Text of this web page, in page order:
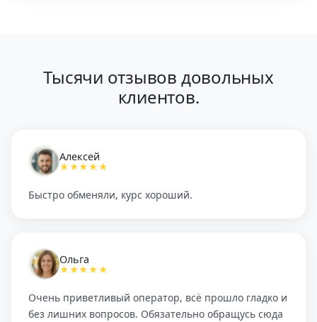
Тысячи отзывов довольных
клиентов.
Алексей
★★★★★
Быстро обменяли, курс хороший.
Ольга
★★★★★
Очень приветливый оператор, всё прошло гладко и
без лишних вопросов. Обязательно обращусь сюда